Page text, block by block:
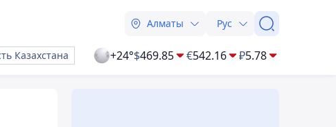
Алматы Рус
Казахстана +24°$469.85 €542.16 ₽5.78